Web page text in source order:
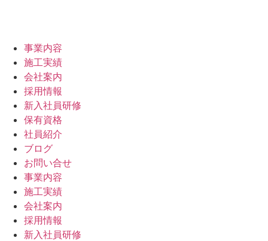
事業内容
施工実績
会社案内
採用情報
新入社員研修
保有資格
社員紹介
ブログ
お問い合せ
事業内容
施工実績
会社案内
採用情報
新入社員研修